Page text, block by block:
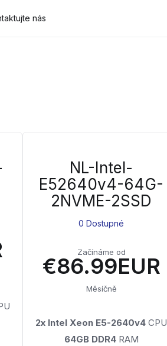
nás
NL-Intel-
E52640v4-64G-
2NVME-2SSD
0 Dostupné
Začínáme od
€86.99EUR
Měsíčně
2x Intel Xeon E5-2640v4 CPU
64GB DDR4 RAM